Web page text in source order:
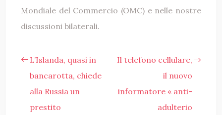
Mondiale del Commercio (OMC) e nelle nostre
discussioni bilaterali.
L’Islanda, quasi in
bancarotta, chiede
alla Russia un
prestito
Il telefono cellulare,
il nuovo
informatore « anti-
adulterio